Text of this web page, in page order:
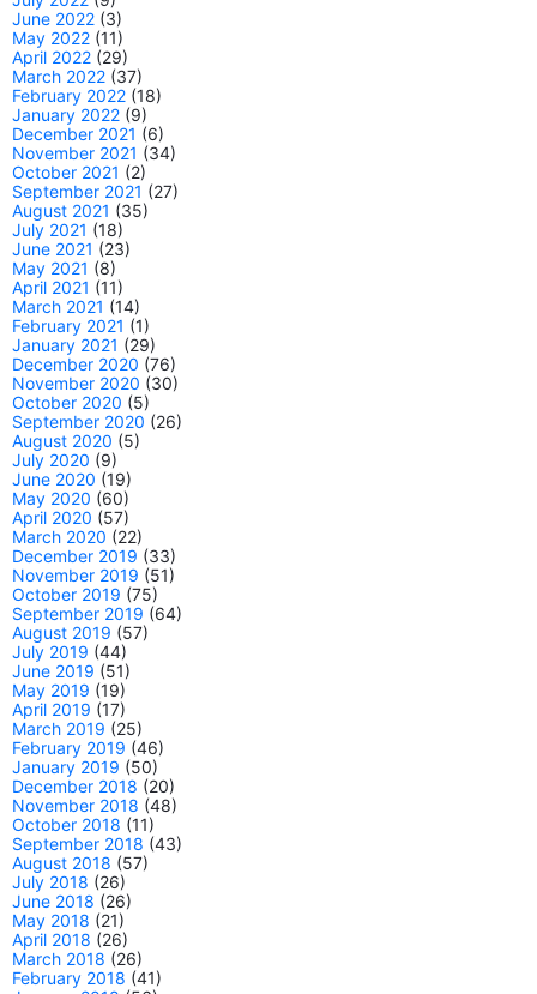
June 2022 (3)
May 2022 (11)
April 2022 (29)
March 2022 (37)
February 2022 (18)
January 2022 (9)
December 2021 (6)
November 2021 (34)
October 2021 (2)
September 2021 (27)
August 2021 (35)
July 2021 (18)
June 2021 (23)
May 2021 (8)
April 2021 (11)
March 2021 (14)
February 2021 (1)
January 2021 (29)
December 2020 (76)
November 2020 (30)
October 2020 (5)
September 2020 (26)
August 2020 (5)
July 2020 (9)
June 2020 (19)
May 2020 (60)
April 2020 (57)
March 2020 (22)
December 2019 (33)
November 2019 (51)
October 2019 (75)
September 2019 (64)
August 2019 (57)
July 2019 (44)
June 2019 (51)
May 2019 (19)
April 2019 (17)
March 2019 (25)
February 2019 (46)
January 2019 (50)
December 2018 (20)
November 2018 (48)
October 2018 (11)
September 2018 (43)
August 2018 (57)
July 2018 (26)
June 2018 (26)
May 2018 (21)
April 2018 (26)
March 2018 (26)
February 2018 (41)